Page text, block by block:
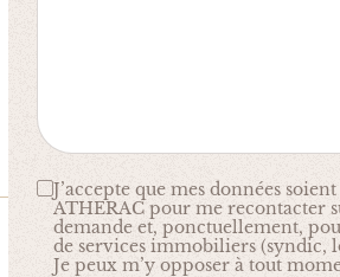
J’accepte que mes données
ATHERAC pour me recontacter
demande et, ponctuellement,
de services immobiliers (syndic,
Je peux m’y opposer à tout